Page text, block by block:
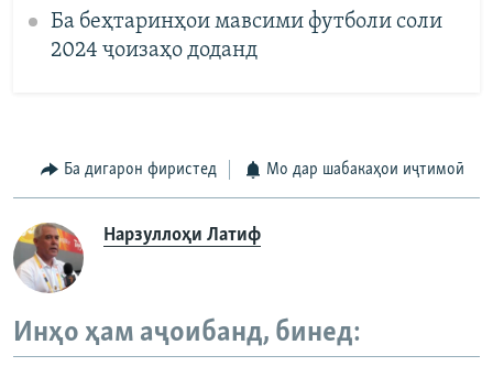
Ба беҳтаринҳои мавсими футболи соли
2024 ҷоизаҳо доданд
Ба дигарон фиристед Мо дар шабакаҳои иҷтимоӣ
Нарзуллоҳи Латиф
Инҳо ҳам аҷоибанд, бинед: